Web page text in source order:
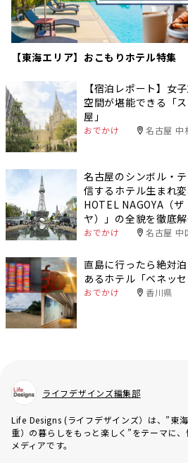
【東海エリア】おこもりホテル特集
【宿泊レポート】女
空間が堪能できる「
屋」
おでかけ 名古屋 中
名古屋のシンボル・
信するホテル生まれ
HOTEL NAGOYA（
ヤ）」の全貌を徹底解
おでかけ 名古屋 中
直島に行ったら絶対
あるホテル「ベネッセ
おでかけ 香川県
ライフデザインズ編集部
Life Designs (ライフデザインズ）は、”東
重）の暮らしをもっと楽しく”をテーマに
メディアです。